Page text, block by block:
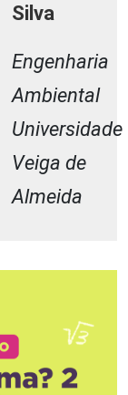
Silva
Engenharia
Ambiental
Universidade
Veiga de
Almeida